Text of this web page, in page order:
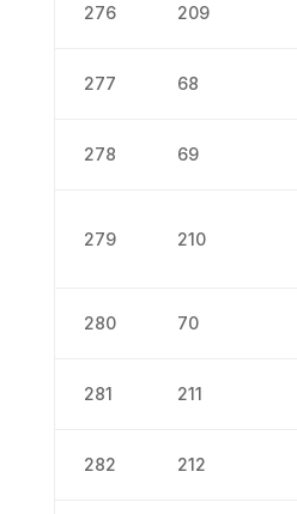
276 209
277 68
278 69
279 210
280 70
281 211
282 212